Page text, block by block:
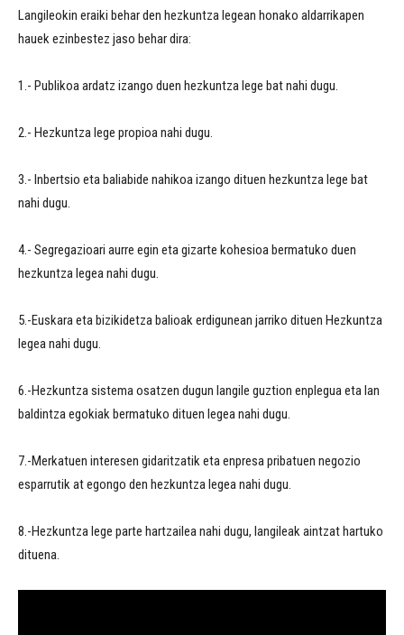
Langileokin eraiki behar den hezkuntza legean honako aldarrikapen
hauek ezinbestez jaso behar dira:
1.- Publikoa ardatz izango duen hezkuntza lege bat nahi dugu.
2.- Hezkuntza lege propioa nahi dugu.
3.- Inbertsio eta baliabide nahikoa izango dituen hezkuntza lege bat
nahi dugu.
4.- Segregazioari aurre egin eta gizarte kohesioa bermatuko duen
hezkuntza legea nahi dugu.
5.-Euskara eta bizikidetza balioak erdigunean jarriko dituen Hezkuntza
legea nahi dugu.
6.-Hezkuntza sistema osatzen dugun langile guztion enplegua eta lan
baldintza egokiak bermatuko dituen legea nahi dugu.
7.-Merkatuen interesen gidaritzatik eta enpresa pribatuen negozio
esparrutik at egongo den hezkuntza legea nahi dugu.
8.-Hezkuntza lege parte hartzailea nahi dugu, langileak aintzat hartuko
dituena.